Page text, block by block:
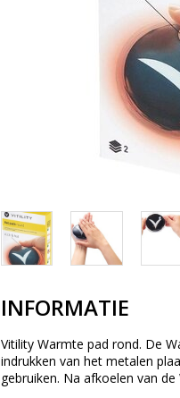
INFORMATIE
Vitility Warmte pad rond. De
indrukken van het metalen
gebruiken. Na afkoelen van